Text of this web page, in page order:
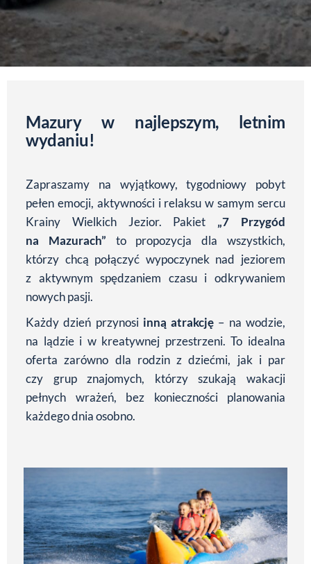
Mazury w najlepszym, letnim
wydaniu!
Zapraszamy na wyjątkowy, tygodniowy pobyt
pełen emocji, aktywności i relaksu w samym sercu
Krainy Wielkich Jezior. Pakiet „7 Przygód
na Mazurach” to propozycja dla wszystkich,
którzy chcą połączyć wypoczynek nad jeziorem
z aktywnym spędzaniem czasu i odkrywaniem
nowych pasji.
Każdy dzień przynosi inną atrakcję – na wodzie,
na lądzie i w kreatywnej przestrzeni. To idealna
oferta zarówno dla rodzin z dziećmi, jak i par
czy grup znajomych, którzy szukają wakacji
pełnych wrażeń, bez konieczności planowania
każdego dnia osobno.